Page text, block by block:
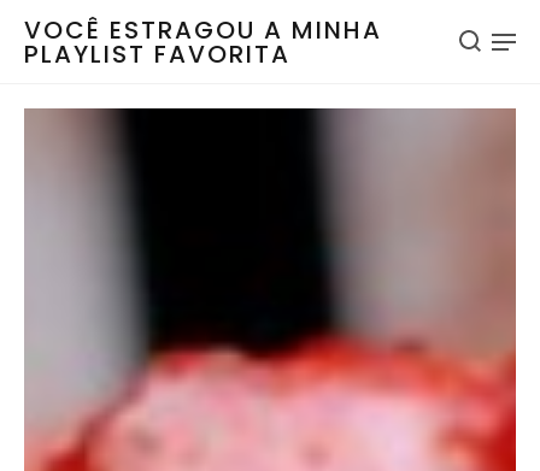
VOCÊ ESTRAGOU A MINHA
PLAYLIST FAVORITA